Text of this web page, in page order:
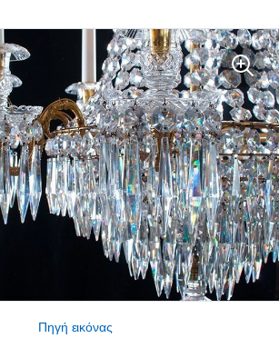
Πηγή εικόνας